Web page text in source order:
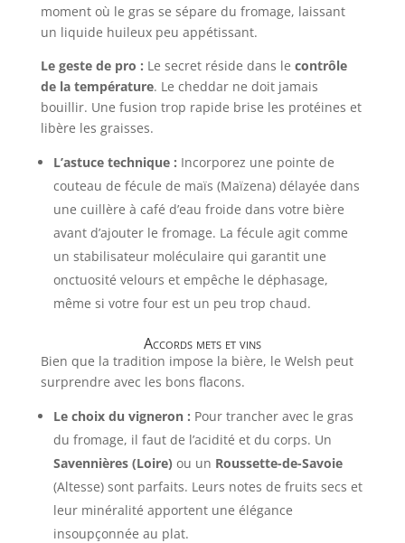
moment où le gras se sépare du fromage, laissant
un liquide huileux peu appétissant.
Le geste de pro : Le secret réside dans le contrôle
de la température. Le cheddar ne doit jamais
bouillir. Une fusion trop rapide brise les protéines et
libère les graisses.
L’astuce technique : Incorporez une pointe de
couteau de fécule de maïs (Maïzena) délayée dans
une cuillère à café d’eau froide dans votre bière
avant d’ajouter le fromage. La fécule agit comme
un stabilisateur moléculaire qui garantit une
onctuosité velours et empêche le déphasage,
même si votre four est un peu trop chaud.
Accords mets et vins
Bien que la tradition impose la bière, le Welsh peut
surprendre avec les bons flacons.
Le choix du vigneron : Pour trancher avec le gras
du fromage, il faut de l’acidité et du corps. Un
Savennières (Loire) ou un Roussette-de-Savoie
(Altesse) sont parfaits. Leurs notes de fruits secs et
leur minéralité apportent une élégance
insoupçonnée au plat.